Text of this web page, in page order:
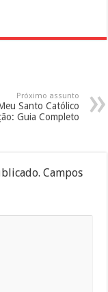
Próximo assunto
Santo Católico
Guia Completo
Campos